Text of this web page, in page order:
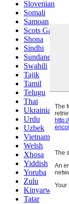
Slovenian
Somali
Samoan
Scots Gaelic
Shona
Sindhi
Sundanese
Swahili
Tajik
Tamil
Telugu
Thai
Ukrainian
Urdu
Uzbek
Vietnamese
Welsh
Xhosa
Yiddish
Yoruba
Zulu
Kinyarwanda
Tatar